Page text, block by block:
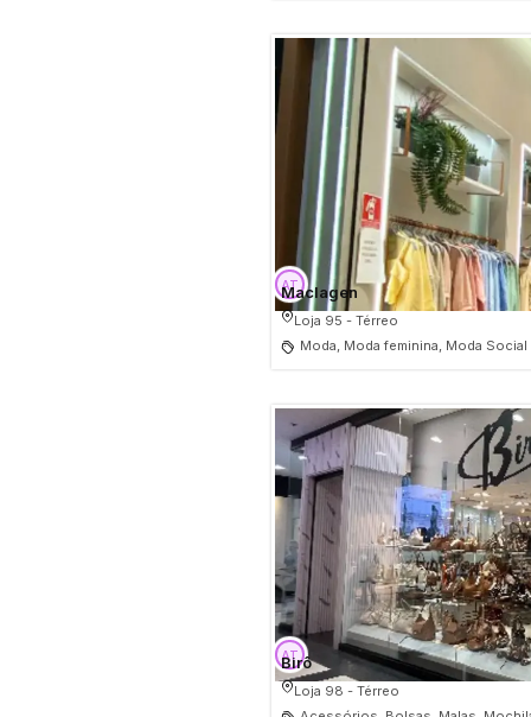
Maclagen
Loja 95 - Térreo
Moda, Moda feminina, Moda Social
Birô
Loja 98 - Térreo